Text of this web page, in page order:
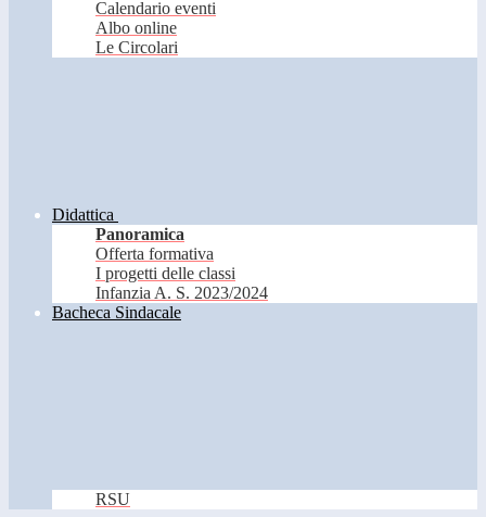
Calendario eventi
Albo online
Le Circolari
Didattica
Panoramica
Offerta formativa
I progetti delle classi
Infanzia A. S. 2023/2024
Bacheca Sindacale
RSU